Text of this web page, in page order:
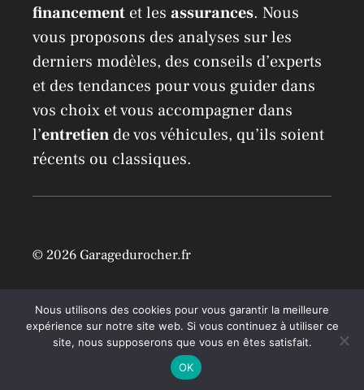
financement et les assurances. Nous
vous proposons des analyses sur les
derniers modèles, des conseils d’experts
et des tendances pour vous guider dans
vos choix et vous accompagner dans
l’entretien de vos véhicules, qu’ils soient
récents ou classiques.
© 2026 Garagedurocher.fr
Nous utilisons des cookies pour vous garantir la meilleure
expérience sur notre site web. Si vous continuez à utiliser ce
site, nous supposerons que vous en êtes satisfait.
OK